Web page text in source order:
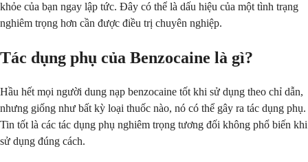
khỏe của bạn ngay lập tức. Đây có thể là dấu hiệu của một tình trạng
nghiêm trọng hơn cần được điều trị chuyên nghiệp.
Tác dụng phụ của Benzocaine là gì?
Hầu hết mọi người dung nạp benzocaine tốt khi sử dụng theo chỉ dẫn,
nhưng giống như bất kỳ loại thuốc nào, nó có thể gây ra tác dụng phụ.
Tin tốt là các tác dụng phụ nghiêm trọng tương đối không phổ biến khi
sử dụng đúng cách.